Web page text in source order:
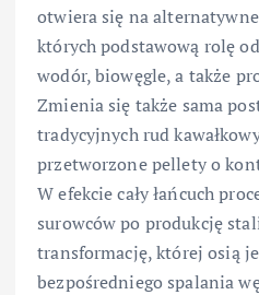
otwiera się na
których podstawową rolę
wodór, biowęgle, a także
Zmienia się także sama
tradycyjnych rud
przetworzone pellety o
W efekcie cały łańcuch
surowców po produkcję
transformację, której osią
bezpośredniego spalania